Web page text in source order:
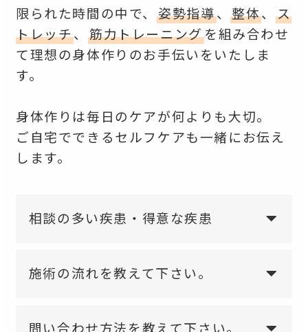
限られた時間の中で、姿勢指導、整体、 ス
トレッチ、 筋力トレーニングを組み合わせ
て理想の身体作りのお手伝いをいたしま
す。
身体作りは毎日のケアが何よりも大切。
ご自宅でできるセルフケアも一緒にお伝え
します。
相談の多い疾患・得意な疾患
施術の流れを教えて下さい。